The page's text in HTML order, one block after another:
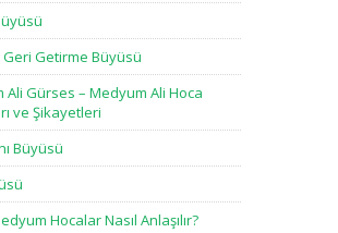
Geri Getirme Büyüsü
Ali Gürses – Medyum Ali Hoca
ve Şikayetleri
Büyüsü
Hocalar Nasıl Anlaşılır?